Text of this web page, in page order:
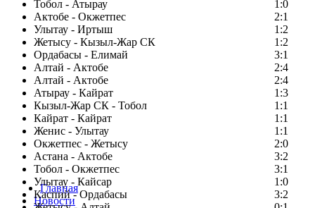
Тобол - Атырау
1:0
Актобе - Окжетпес
2:1
Улытау - Иртыш
1:2
Жетысу - Кызыл-Жар СК
1:2
Ордабасы - Елимай
3:1
Алтай - Актобе
2:4
Алтай - Актобе
2:4
Атырау - Кайрат
1:3
Кызыл-Жар СК - Тобол
1:1
Кайрат - Кайрат
1:1
Женис - Улытау
1:1
Окжетпес - Жетысу
2:0
Астана - Актобе
3:2
Тобол - Окжетпес
3:1
Улытау - Кайсар
1:0
Каспий - Ордабасы
3:2
Главная
Новости